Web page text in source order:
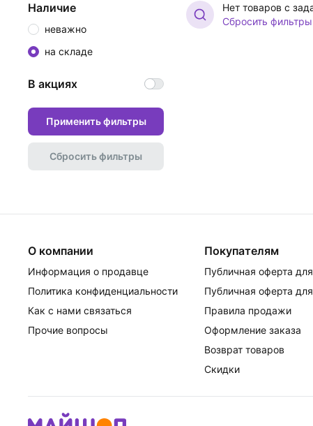
Нет товаров с
Сбросить фильтры
Наличие
неважно
на складе
В акциях
Применить фильтры
Сбросить фильтры
О компании
Информация о продавце
Политика конфиденциальности
Как с нами связаться
Прочие вопросы
Покупателям
Публичная оферта
Публичная оферта
Правила продажи
Оформление заказа
Возврат товаров
Скидки